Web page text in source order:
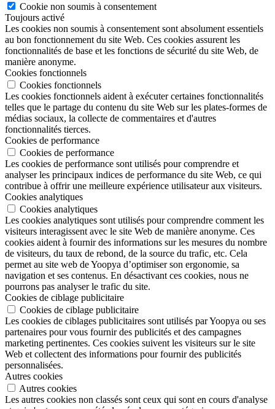
Cookie non soumis à consentement
Toujours activé
Les cookies non soumis à consentement sont absolument essentiels
au bon fonctionnement du site Web. Ces cookies assurent les
fonctionnalités de base et les fonctions de sécurité du site Web, de
manière anonyme.
Cookies fonctionnels
Cookies fonctionnels
Les cookies fonctionnels aident à exécuter certaines fonctionnalités
telles que le partage du contenu du site Web sur les plates-formes de
médias sociaux, la collecte de commentaires et d'autres
fonctionnalités tierces.
Cookies de performance
Cookies de performance
Les cookies de performance sont utilisés pour comprendre et
analyser les principaux indices de performance du site Web, ce qui
contribue à offrir une meilleure expérience utilisateur aux visiteurs.
Cookies analytiques
Cookies analytiques
Les cookies analytiques sont utilisés pour comprendre comment les
visiteurs interagissent avec le site Web de manière anonyme. Ces
cookies aident à fournir des informations sur les mesures du nombre
de visiteurs, du taux de rebond, de la source du trafic, etc. Cela
permet au site web de Yoopya d’optimiser son ergonomie, sa
navigation et ses contenus. En désactivant ces cookies, nous ne
pourrons pas analyser le trafic du site.
Cookies de ciblage publicitaire
Cookies de ciblage publicitaire
Les cookies de ciblages publicitaires sont utilisés par Yoopya ou ses
partenaires pour vous fournir des publicités et des campagnes
marketing pertinentes. Ces cookies suivent les visiteurs sur le site
Web et collectent des informations pour fournir des publicités
personnalisées.
Autres cookies
Autres cookies
Les autres cookies non classés sont ceux qui sont en cours d'analyse